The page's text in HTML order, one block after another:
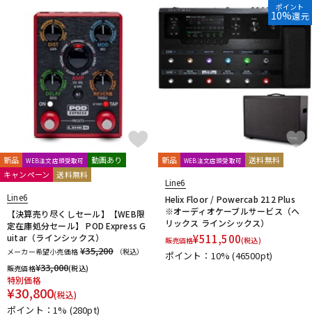
配信/ライブ機器 楽器アクセサリ
中古 ヴィンテージ
新品 WEB注文店頭受取可
動画あり
キャンペーン
送料無料
Line6
【決算売り尽くしセール】【WEB限
定在庫処分セール】 POD Express G
uitar（ラインシックス）
メーカー希望小売価格 ¥35,200
（税込）
販売価格¥33,000(税込)
特別価格
¥30,800(税込)
ポイント：1% (280pt)
ポイント
10%還元
新品 WEB注文店頭受取可 送料無料
Line6
Helix Floor / Powercab 212 Plus
※オーディオケーブルサービス（ヘ
リックス ラインシックス）
販売価格¥511,500(税込)
ポイント：10%(46500pt)